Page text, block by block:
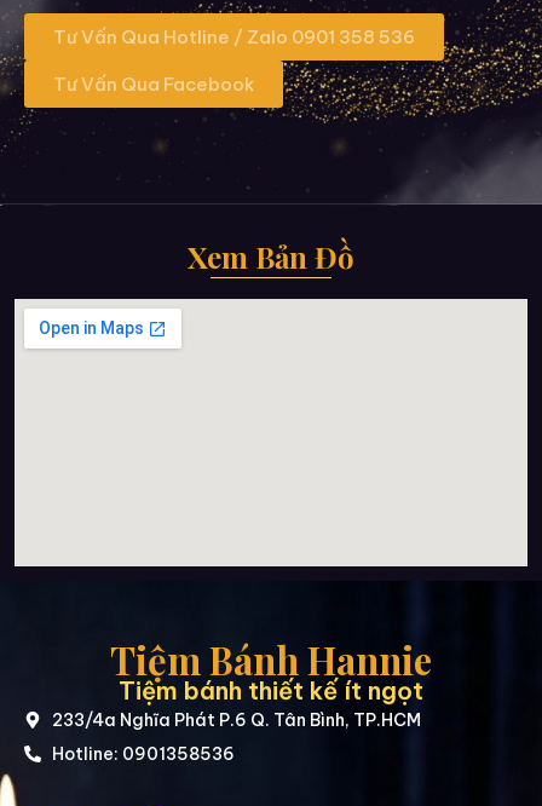
Tư Vấn Qua Hotline / Zalo 0901 358 536
Tư Vấn Qua Facebook
Xem Bản Đồ
Tiệm Bánh Hannie
Tiệm bánh thiết kế ít ngọt
233/4a Nghĩa Phát P.6 Q. Tân Bình, TP.HCM
Hotline: 0901358536